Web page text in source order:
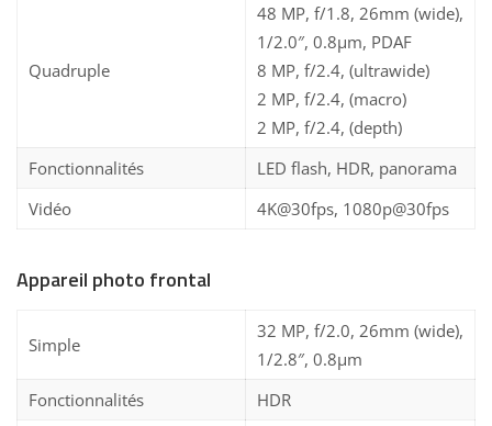
Quadruple
48 MP, f/1.8, 26mm (wide),
1/2.0″, 0.8µm, PDAF
8 MP, f/2.4, (ultrawide)
2 MP, f/2.4, (macro)
2 MP, f/2.4, (depth)
Fonctionnalités
LED flash, HDR, panorama
Vidéo
4K@30fps, 1080p@30fps
Appareil photo frontal
Simple
32 MP, f/2.0, 26mm (wide),
1/2.8″, 0.8µm
Fonctionnalités
HDR